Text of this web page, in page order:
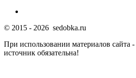
© 2015 - 2026 sedobka.ru
При использовании материалов сайта
источник обязательна!